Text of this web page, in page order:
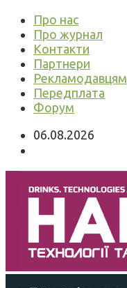
Про нас
Про журнал
Контакти
Партнери
Рекламодавцям
Передплата
Форум
06.08.2026